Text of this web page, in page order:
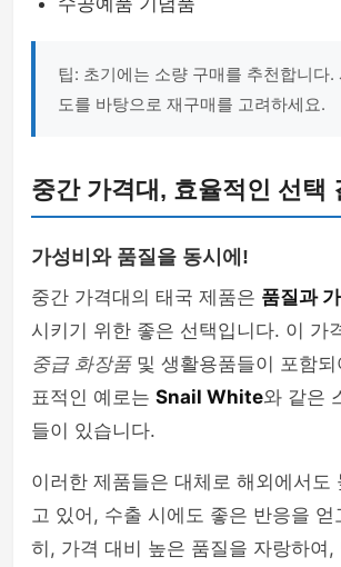
팁: 초기에는 소량 구매를 추천합니다.
도를 바탕으로 재구매를 고려하세요.
중간 가격대, 효율적인 선택
가성비와 품질을 동시에!
중간 가격대의 태국 제품은 품질과
시키기 위한 좋은 선택입니다. 이 가
중급 화장품및 생활용품들이 포함되
표적인 예로는 Snail White와 같은
들이 있습니다.
이러한 제품들은 대체로 해외에서도
고 있어, 수출 시에도 좋은 반응을 얻
히, 가격 대비 높은 품질을 자랑하여,